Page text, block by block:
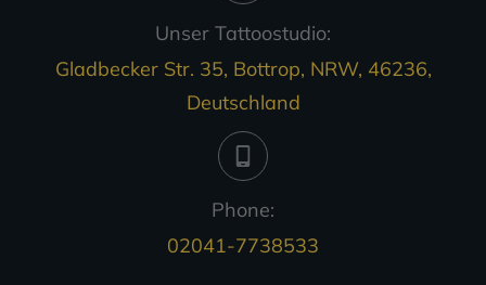
Unser Tattoostudio:
Gladbecker Str. 35, Bottrop, NRW, 46236,
Deutschland
Phone:
02041-7738533